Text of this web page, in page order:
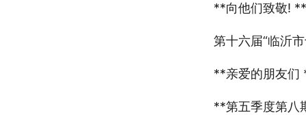
**向他们致敬! **
第十六届“临沂
**亲爱的朋友们
**第五季度第八